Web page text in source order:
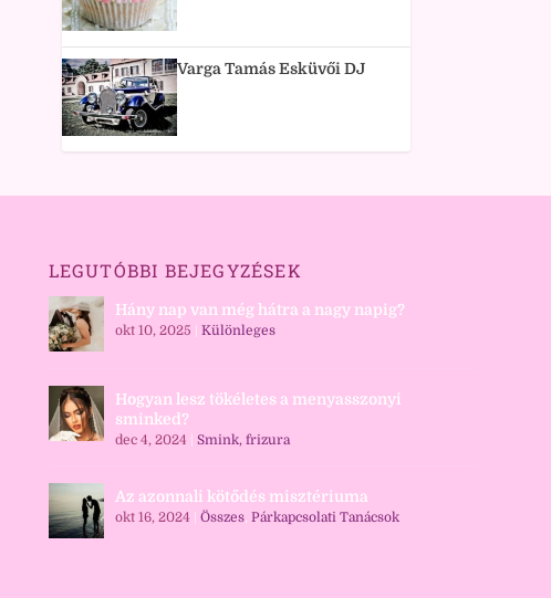
Varga Tamás Esküvői DJ
LEGUTÓBBI BEJEGYZÉSEK
Hány nap van még hátra a nagy napig?
okt 10, 2025 Különleges
Hogyan lesz tökéletes a menyasszonyi
sminked?
dec 4, 2024 Smink, frizura
Az azonnali kötődés misztériuma
okt 16, 2024 Összes, Párkapcsolati Tanácsok